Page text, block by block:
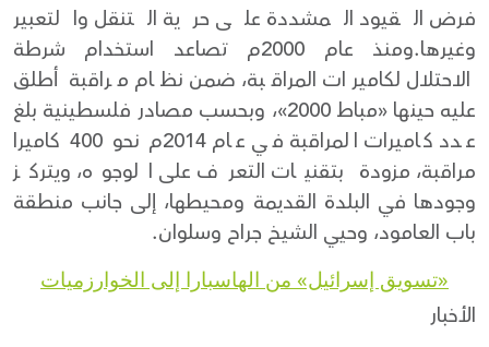
فرض القيود المشددة على حرية التنقل والتعبير
وغيرها.ومنذ عام 2000م تصاعد استخدام شرطة
الاحتلال لكاميرات المراقبة، ضمن نظام مراقبة أطلق
عليه حينها «مباط 2000»، وبحسب مصادر فلسطينية بلغ
عدد كاميرات المراقبة في عام 2014م نحو 400 كاميرا
مراقبة، مزودة بتقنيات التعرف على الوجوه، ويتركز
وجودها في البلدة القديمة ومحيطها، إلى جانب منطقة
باب العامود، وحيي الشيخ جراح وسلوان.
«تسويق إسرائيل» من الهاسبارا إلى الخوارزميات
الأخبار